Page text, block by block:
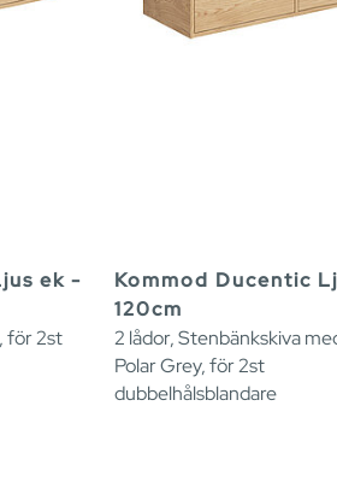
ek -
för 2st
Kommod Ducentic
120cm
2 lådor, Stenbänkskiva
Polar Grey, för 2st
dubbelhålsblandare